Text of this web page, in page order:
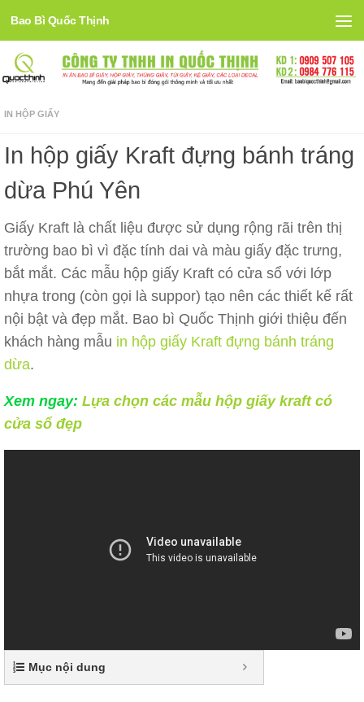
Skip to content
Bao Bì Quốc Thịnh
IN HỘP GIẤY
In hộp giấy Kraft đựng bánh tráng
dừa Phú Yên
Giấy Kraft là chất liệu được sử dụng rộng rãi trên thị
trường bao bì vì đặc tính dai và màu giấy đặc trưng,
bắt mắt. Các mẫu hộp giấy Kraft có cửa sổ với lớp
nhựa trong (còn gọi là suppor) tạo nên các thiết kế rất
nội bật và đẹp mắt. Bao bì Quốc Thịnh giới thiệu đến
khách hàng mẫu in hộp giấy Kraft đựng bánh tráng
dừa.
Xem ngay: Lựa chọn các mẫu hộp giấy kraft có
cửa sổ đẹp
Mục nội dung